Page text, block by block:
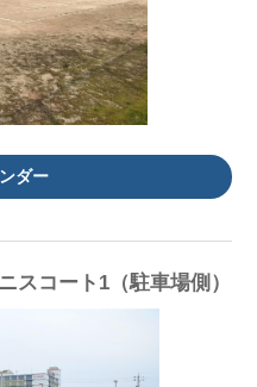
ダー
スコート1（駐車場側）